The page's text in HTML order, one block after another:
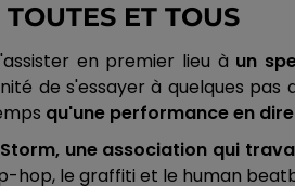
ET TOUS
en premier lieu à un
de s'essayer à quelques pas
qu'une performance en
une association qui
hop, le graffiti et le human